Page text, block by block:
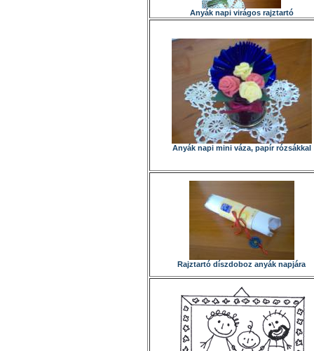
Anyák napi virágos rajztartó
Anyák napi mini váza, papír rózsákkal
Rajztartó díszdoboz anyák napjára